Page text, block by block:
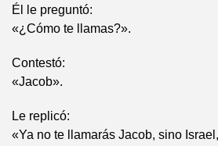
Él le preguntó:
«¿Cómo te llamas?».
Contestó:
«Jacob».
Le replicó:
«Ya no te llamarás Jacob, sino